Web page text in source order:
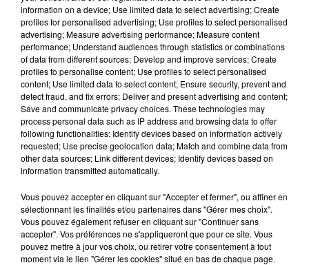
Écouter le podcast
Rendez-vous de 10h à 18h samedi 12 et dimanche 13
octobre, au CNRS à Orléans.D’autres événementssont
prévus un peu partout dans la région.
#FDS2019
@FeteScience
Centre-Val de Loire !
Les Villages des Sciences de#Bourges,#Chartres,
#Châteaurouxet#Orléansvous attendent@RCValdeLoire
@VilledeChartres
@Chateauroux36@OrleansMetropol
information on a device; Use limited data to select advertising; Create
profiles for personalised advertising; Use profiles to select personalised
advertising; Measure advertising performance; Measure content
performance; Understand audiences through statistics or combinations
of data from different sources; Develop and improve services; Create
profiles to personalise content; Use profiles to select personalised
content; Use limited data to select content; Ensure security, prevent and
detect fraud, and fix errors; Deliver and present advertising and content;
Save and communicate privacy choices. These technologies may
process personal data such as IP address and browsing data to offer
following functionalities: Identify devices based on information actively
requested; Use precise geolocation data; Match and combine data from
other data sources; Link different devices; Identify devices based on
information transmitted automatically.
Vous pouvez accepter en cliquant sur "Accepter et fermer", ou affiner en
sélectionnant les finalités et/ou partenaires dans "Gérer mes choix".
Vous pouvez également refuser en cliquant sur "Continuer sans
accepter". Vos préférences ne s'appliqueront que pour ce site. Vous
pouvez mettre à jour vos choix, ou retirer votre consentement à tout
moment via le lien "Gérer les cookies" situé en bas de chaque page.